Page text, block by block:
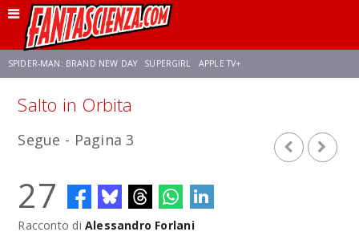
SPIDER-MAN: BRAND NEW DAY SUPERGIRL APPLE TV+
Salto in Orbita
Segue - Pagina 3
27
Racconto di Alessandro Forlani